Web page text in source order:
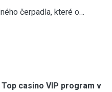
čerpadla, které o…
Top casino VIP program v